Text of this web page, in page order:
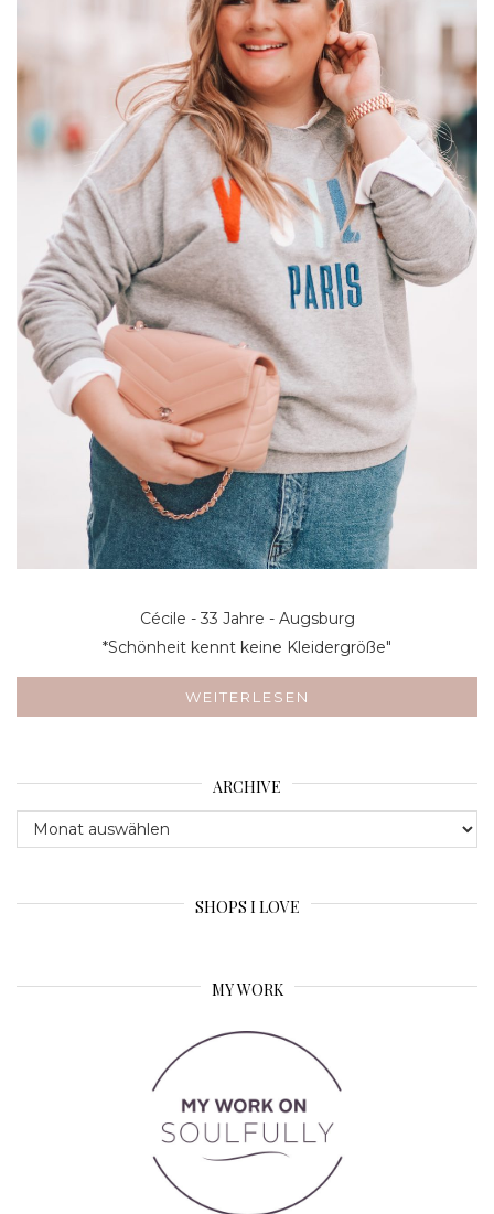
Cécile - 33 Jahre - Augsburg
*Schönheit kennt keine Kleidergröße"
WEITERLESEN
ARCHIVE
Archive
SHOPS I LOVE
MY WORK